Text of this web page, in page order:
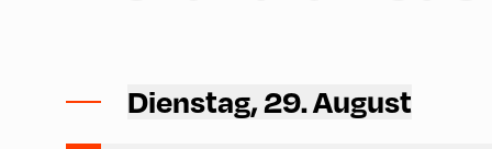
Dienstag, 29. August